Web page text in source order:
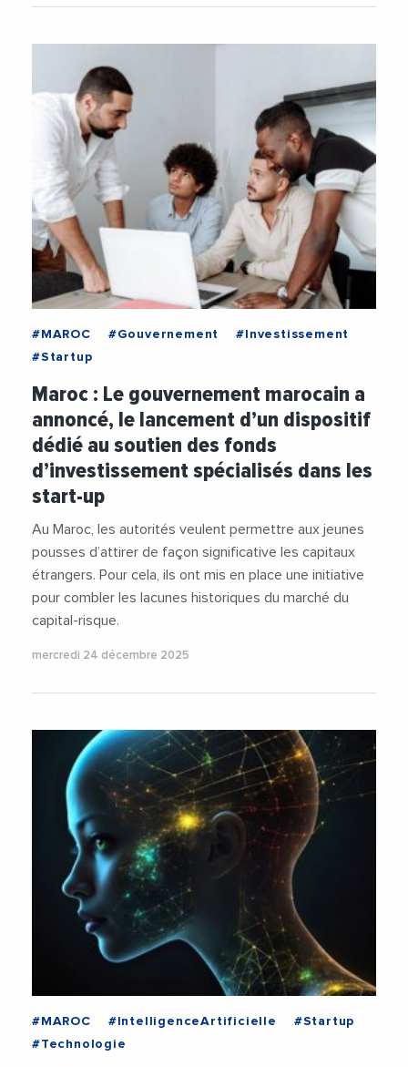
#MAROC #Gouvernement
#Investissement
#Startup
Maroc : Le gouvernement marocain a
annoncé, le lancement d’un dispositif
dédié au soutien des fonds
d’investissement spécialisés dans les
start-up
Au Maroc, les autorités veulent permettre aux jeunes
pousses d’attirer de façon significative les capitaux
étrangers. Pour cela, ils ont mis en place une initiative
pour combler les lacunes historiques du marché du
capital-risque.
mercredi 24 décembre 2025
#MAROC #IntelligenceArtificielle
#Startup
#Technologie